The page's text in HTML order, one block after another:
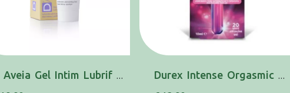
D Aveia Gel Intim Lubrif 30ml Durex Intense Orgasmic Gel 10ml